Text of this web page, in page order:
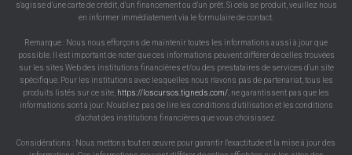
s'agisse d'une carte de crédit, d'un financement ou d'un prêt. Si cela se produit, veuillez nous
en informer immédiatement via le formulaire de contact.
Remarque : Nous nous efforçons de maintenir toutes les informations aussi à jour que
possible. Il est important de noter que ces informations peuvent différer de celles trouvées
sur les sites Web des institutions financières et/ou des prestataires de services d'un site
spécifique. Pour les institutions avec lesquelles nous n'avons pas de partenariat, tous les
produits listés sur ce site, https://loscursos.tigneds.com/ , ne garantissent pas que les
informations sont à jour. N'oubliez pas de lire les conditions d'utilisation et les conditions
d'achat des institutions financières que vous choisissez.
Considérations : Nous mettons tout en œuvre pour garantir l'exactitude et la mise à jour des